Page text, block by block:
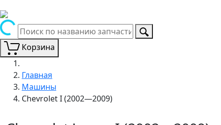
Корзина
Главная
Машины
Chevrolet I (2002—2009)